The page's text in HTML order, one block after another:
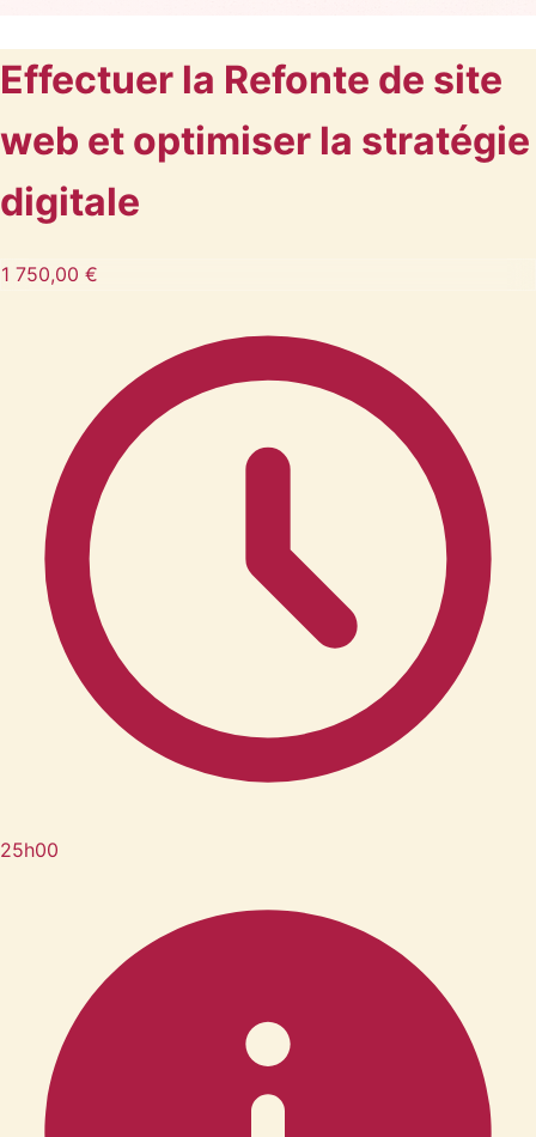
Effectuer la Refonte de site
web et optimiser la stratégie
digitale
1 750,00 €
25h00